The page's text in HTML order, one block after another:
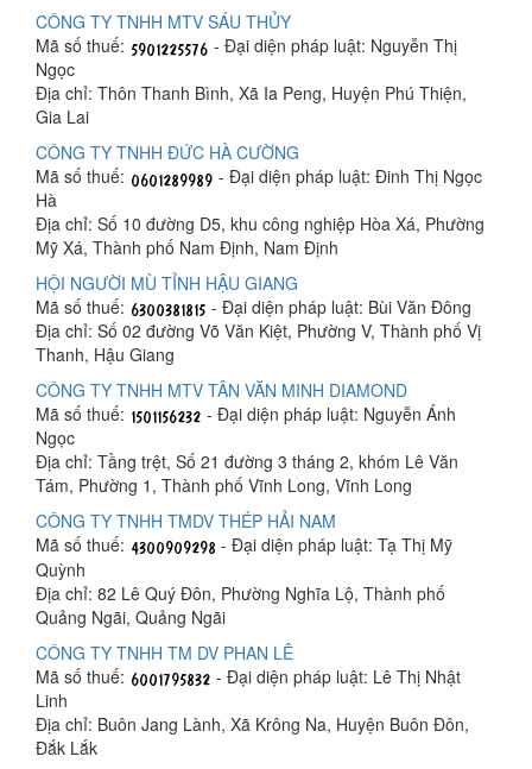
CÔNG TY TNHH MTV SÁU THỦY
Mã số thuế:
- Đại diện pháp luật: Nguyễn Thị
Ngọc
Địa chỉ: Thôn Thanh Bình, Xã Ia Peng, Huyện Phú Thiện,
Gia Lai
CÔNG TY TNHH ĐỨC HÀ CƯỜNG
Mã số thuế:
- Đại diện pháp luật: Đinh Thị Ngọc
Hà
Địa chỉ: Số 10 đường D5, khu công nghiệp Hòa Xá, Phường
Mỹ Xá, Thành phố Nam Định, Nam Định
HỘI NGƯỜI MÙ TỈNH HẬU GIANG
Mã số thuế:
- Đại diện pháp luật: Bùi Văn Đông
Địa chỉ: Số 02 đường Võ Văn Kiệt, Phường V, Thành phố Vị
Thanh, Hậu Giang
CÔNG TY TNHH MTV TÂN VĂN MINH DIAMOND
Mã số thuế:
- Đại diện pháp luật: Nguyễn Ánh
Ngọc
Địa chỉ: Tầng trệt, Số 21 đường 3 tháng 2, khóm Lê Văn
Tám, Phường 1, Thành phố Vĩnh Long, Vĩnh Long
CÔNG TY TNHH TMDV THÉP HẢI NAM
Mã số thuế:
- Đại diện pháp luật: Tạ Thị Mỹ
Quỳnh
Địa chỉ: 82 Lê Quý Đôn, Phường Nghĩa Lộ, Thành phố
Quảng Ngãi, Quảng Ngãi
CÔNG TY TNHH TM DV PHAN LÊ
Mã số thuế:
- Đại diện pháp luật: Lê Thị Nhật
Linh
Địa chỉ: Buôn Jang Lành, Xã Krông Na, Huyện Buôn Đôn,
Đắk Lắk